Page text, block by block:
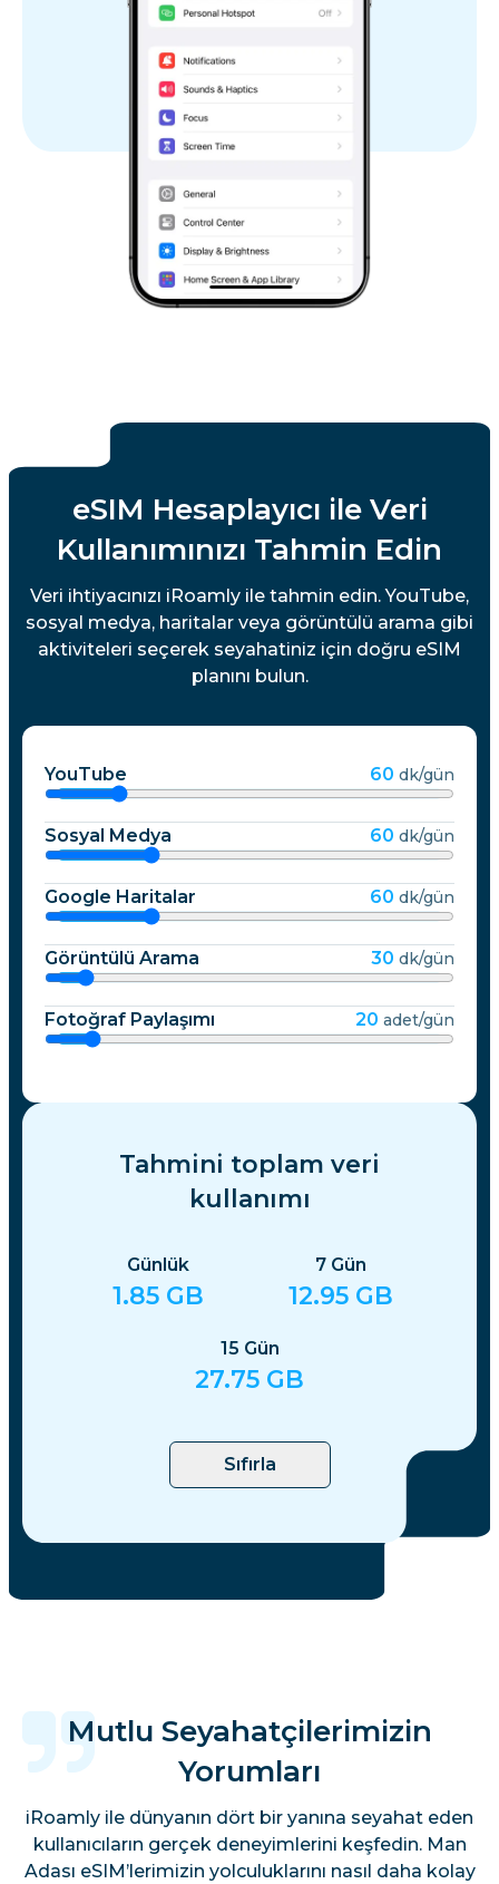
eSIM Hesaplayıcı ile Veri
Kullanımınızı Tahmin Edin
Veri ihtiyacınızı iRoamly ile tahmin edin. YouTube,
sosyal medya, haritalar veya görüntülü arama gibi
aktiviteleri seçerek seyahatiniz için doğru eSIM
planını bulun.
YouTube 60 dk/gün
Sosyal Medya 60 dk/gün
Google Haritalar 60 dk/gün
Görüntülü Arama 30 dk/gün
Fotoğraf Paylaşımı 20 adet/gün
Tahmini toplam veri
kullanımı
Günlük
1.85 GB
7 Gün
12.95 GB
15 Gün
27.75 GB
Sıfırla
Mutlu Seyahatçilerimizin
Yorumları
iRoamly ile dünyanın dört bir yanına seyahat eden
kullanıcıların gerçek deneyimlerini keşfedin. Man
Adası eSIM’lerimizin yolculuklarını nasıl daha kolay